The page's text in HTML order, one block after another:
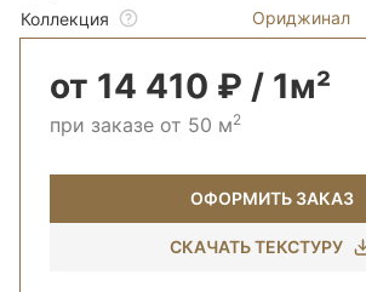
Коллекция
Ориджинал
от 14 410 ₽ / 1м²
при заказе от 50 м2
ОФОРМИТЬ ЗАКАЗ
СКАЧАТЬ ТЕКСТУРУ